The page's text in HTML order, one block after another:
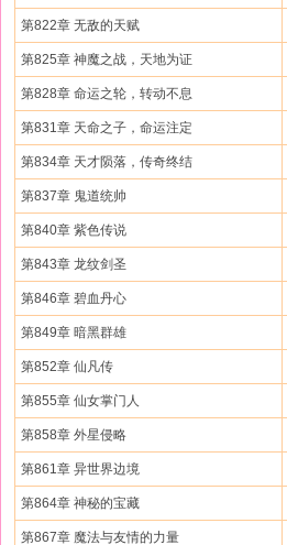
第822章 无敌的天赋
第825章 神魔之战，天地为证
第828章 命运之轮，转动不息
第831章 天命之子，命运注定
第834章 天才陨落，传奇终结
第837章 鬼道统帅
第840章 紫色传说
第843章 龙纹剑圣
第846章 碧血丹心
第849章 暗黑群雄
第852章 仙凡传
第855章 仙女掌门人
第858章 外星侵略
第861章 异世界边境
第864章 神秘的宝藏
第867章 魔法与友情的力量